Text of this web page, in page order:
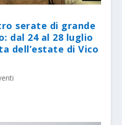
serate di grande
dal 24 al 28 luglio
dell’estate di Vico